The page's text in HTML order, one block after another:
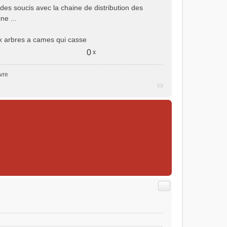
soucis avec la chaine de distribution des
...
arbres a cames qui casse
0 x
Citer